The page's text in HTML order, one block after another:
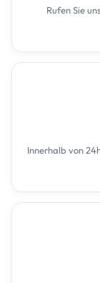
Rufen Sie
Innerhalb von